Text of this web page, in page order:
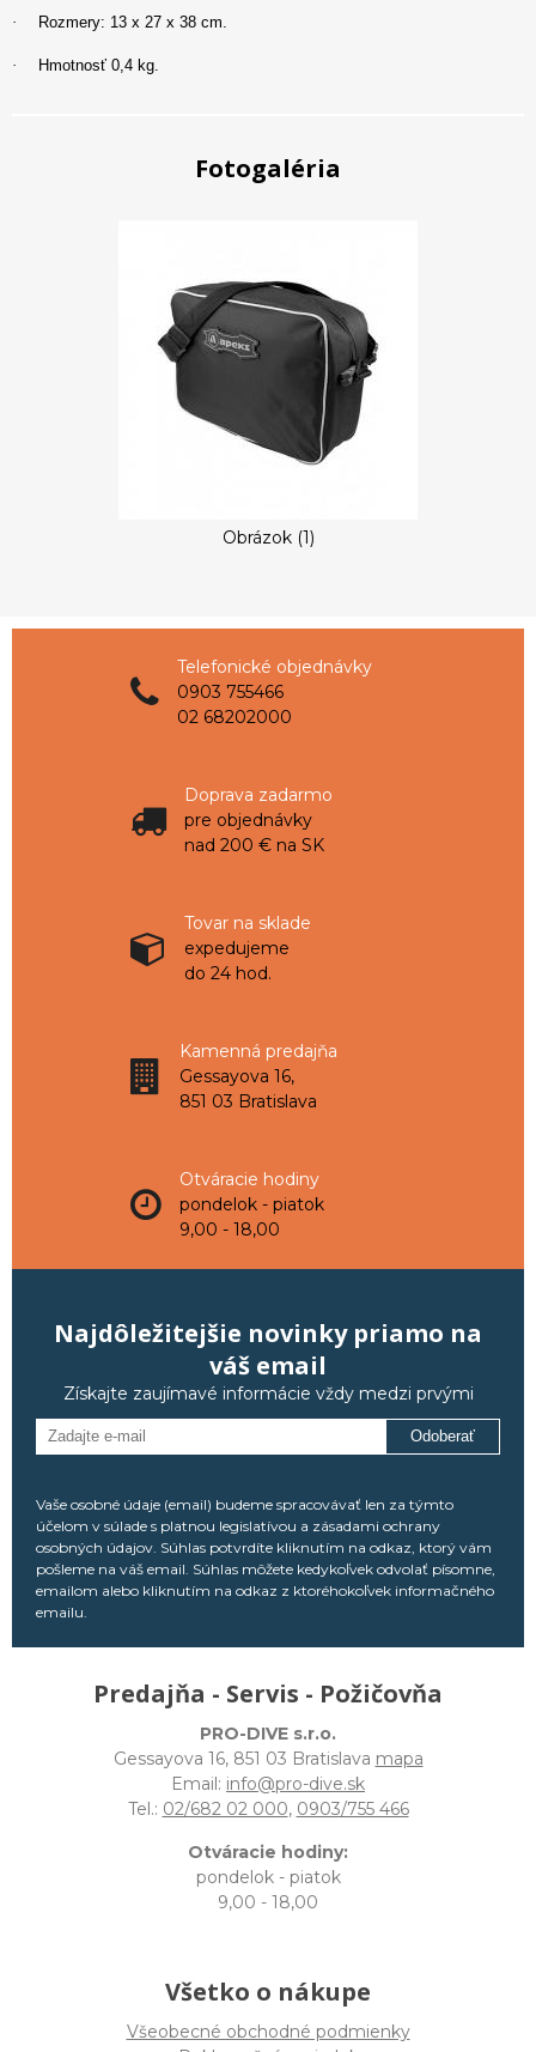
· Rozmery: 13 x 27 x 38 cm.
· Hmotnosť 0,4 kg.
Fotogaléria
Obrázok (1)
Telefonické objednávky
0903 755466
02 68202000
Doprava zadarmo
pre objednávky
nad 200 € na SK
Tovar na sklade
expedujeme
do 24 hod.
Kamenná predajňa
Gessayova 16,
851 03 Bratislava
Otváracie hodiny
pondelok - piatok
9,00 - 18,00
Najdôležitejšie novinky priamo na
váš email
Získajte zaujímavé informácie vždy medzi prvými
Odoberať
Vaše osobné údaje (email) budeme spracovávať len za týmto
účelom v súlade s platnou legislatívou a zásadami ochrany
osobných údajov. Súhlas potvrdíte kliknutím na odkaz, ktorý vám
pošleme na váš email. Súhlas môžete kedykoľvek odvolať písomne,
emailom alebo kliknutím na odkaz z ktoréhokoľvek informačného
emailu.
Predajňa - Servis - Požičovňa
PRO-DIVE s.r.o.
Gessayova 16, 851 03 Bratislava mapa
Email: info@pro-dive.sk
Tel.: 02/682 02 000, 0903/755 466
Otváracie hodiny:
pondelok - piatok
9,00 - 18,00
Všetko o nákupe
Všeobecné obchodné podmienky